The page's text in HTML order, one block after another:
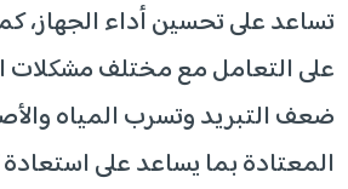
تساعد على تحسين أداء الجهاز،
على التعامل مع مختلف مشكلات
ضعف التبريد وتسرب المياه
المعتادة بما يساعد على